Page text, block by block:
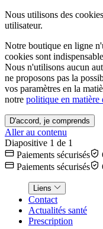
Nous utilisons des
utilisateur.
Notre boutique en ligne
cookies sont
Nous n'utilisons aucun
ne proposons pas la
vos paramètres en la
notre politique en matière
D'accord, je comprends
Aller au contenu
Diapositive 1 de 1
Paiements sécurisés
Paiements sécurisés
Liens
Contact
Actualités santé
Prescription